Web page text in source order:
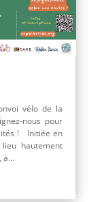
vélo de la
nous pour
! Initiée en
hautement
à...